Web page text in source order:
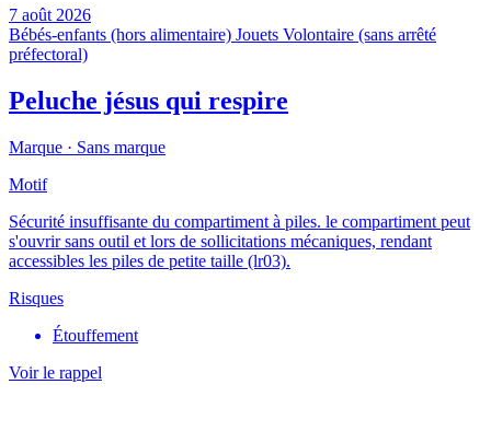
7 août 2026
Bébés-enfants (hors alimentaire) Jouets Volontaire (sans arrêté
préfectoral)
Peluche jésus qui respire
Marque · Sans marque
Motif
Sécurité insuffisante du compartiment à piles. le compartiment peut
s'ouvrir sans outil et lors de sollicitations mécaniques, rendant
accessibles les piles de petite taille (lr03).
Risques
Étouffement
Voir le rappel